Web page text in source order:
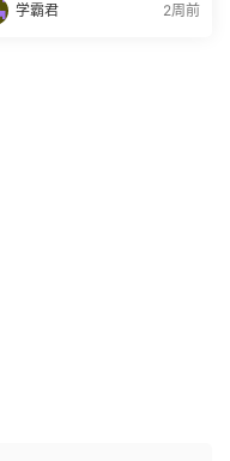
学霸君 2周前